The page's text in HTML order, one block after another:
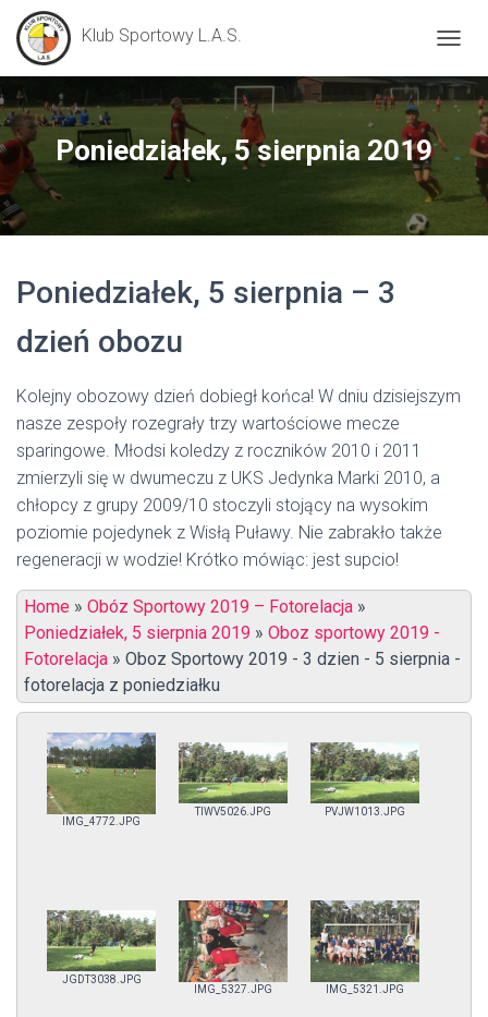
Klub Sportowy L.A.S.
R
Ą
Z
Poniedziałek, 5 sierpnia 2019
Poniedziałek, 5 sierpnia – 3
dzień obozu
Kolejny obozowy dzień dobiegł końca! W dniu dzisiejszym
nasze zespoły rozegrały trzy wartościowe mecze
sparingowe. Młodsi koledzy z roczników 2010 i 2011
zmierzyli się w dwumeczu z UKS Jedynka Marki 2010, a
chłopcy z grupy 2009/10 stoczyli stojący na wysokim
poziomie pojedynek z Wisłą Puławy. Nie zabrakło także
regeneracji w wodzie! Krótko mówiąc: jest supcio!
Home » Obóz Sportowy 2019 – Fotorelacja »
Poniedziałek, 5 sierpnia 2019 » Oboz sportowy 2019 -
Fotorelacja » Oboz Sportowy 2019 - 3 dzien - 5 sierpnia -
fotorelacja z poniedziałku
IMG_4772.JPG
TIWV5026.JPG PVJW1013.JPG
JGDT3038.JPG
IMG_5327.JPG
IMG_5321.JPG